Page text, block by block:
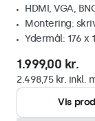
HDMI, VGA,
Montering:
Ydermål: 176 x
1.999,00 kr.
2.498,75 kr. inkl.
Vis